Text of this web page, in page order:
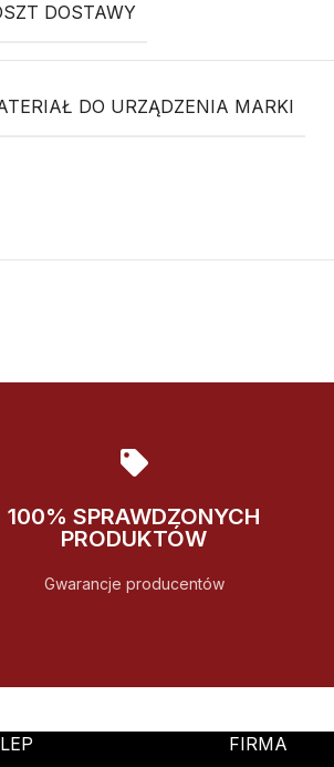
DOSTAWY
DO URZĄDZENIA MARKI
100% SPRAWDZONYCH
PRODUKTÓW
Gwarancje producentów
FIRMA